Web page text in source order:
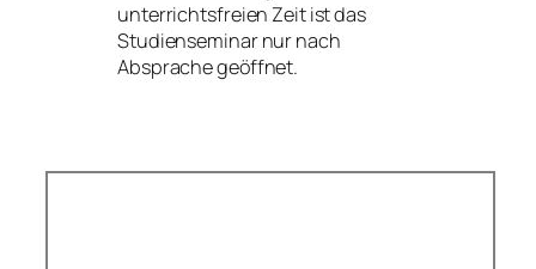
unterrichtsfreien Zeit ist das
Studienseminar nur nach
Absprache geöffnet.